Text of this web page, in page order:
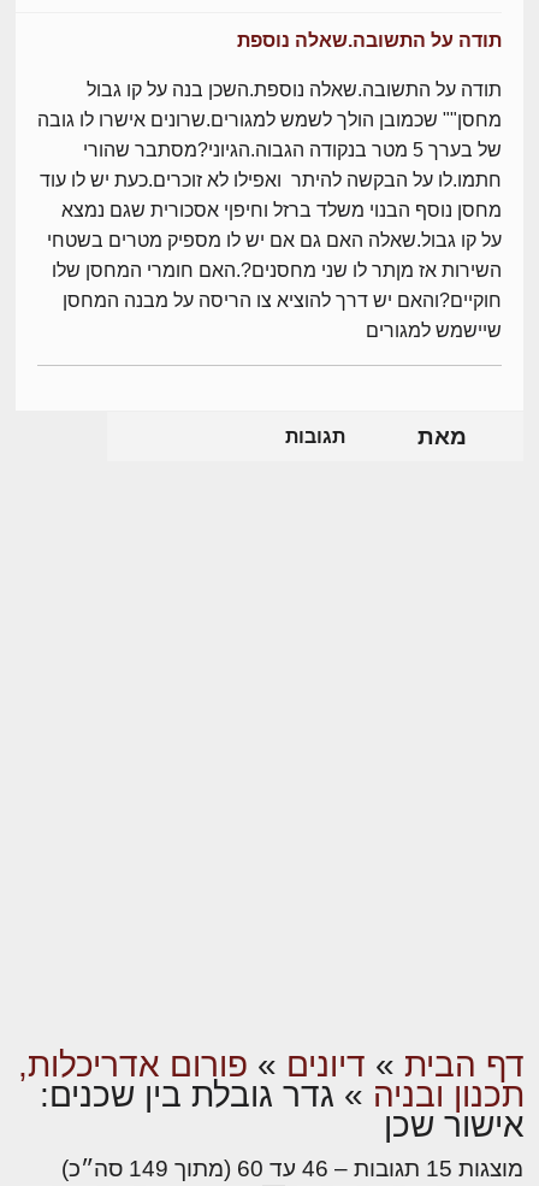
תודה על התשובה.שאלה נוספת
תודה על התשובה.שאלה נוספת.השכן בנה על קו גבול
מחסן"" שכמובן הולך לשמש למגורים.שרונים אישרו לו גובה
של בערך 5 מטר בנקודה הגבוה.הגיוני?מסתבר שהורי
חתמו.לו על הבקשה להיתר ואפילו לא זוכרים.כעת יש לו עוד
מחסן נוסף הבנוי משלד ברזל וחיפןי אסכורית שגם נמצא
על קו גבול.שאלה האם גם אם יש לו מספיק מטרים בשטחי
השירות אז מןתר לו שני מחסנים?.האם חומרי המחסן שלו
חוקיים?והאם יש דרך להוציא צו הריסה על מבנה המחסן
שיישמש למגורים
מאת תגובות
דף הבית » דיונים » פורום אדריכלות,
תכנון ובניה » גדר גובלת בין שכנים:
אישור שכן
מוצגות 15 תגובות – 46 עד 60 (מתוך 149 סה״כ)